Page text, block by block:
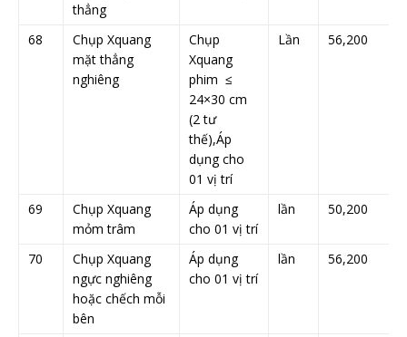
thẳng
68
Chụp Xquang
mặt thẳng
nghiêng
Chụp
Xquang
phim ≤
24×30 cm
(2 tư
thế),Áp
dụng cho
01 vị trí
Lần 56,200
69
Chụp Xquang
mỏm trâm
Áp dụng
cho 01 vị trí
lần 50,200
70
Chụp Xquang
ngực nghiêng
hoặc chếch mỗi
bên
Áp dụng
cho 01 vị trí
lần 56,200